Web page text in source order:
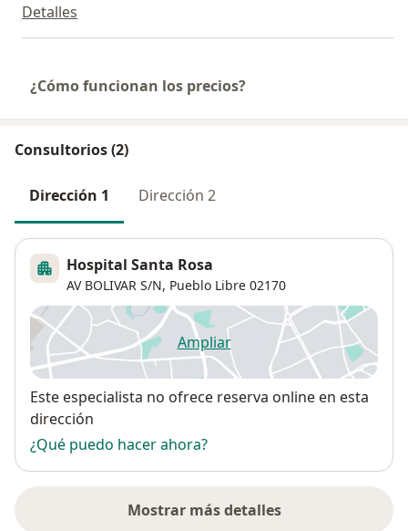
Detalles
¿Cómo funcionan los precios?
Consultorios (2)
Dirección 1 Dirección 2
Hospital Santa Rosa
AV BOLIVAR S/N, Pueblo Libre 02170
Ampliarse abre en una nueva
Disponibilidad
Este especialista no ofrece reserva online en esta
dirección
¿Qué puedo hacer ahora?
Mostrar más detalles
sobre la dirección